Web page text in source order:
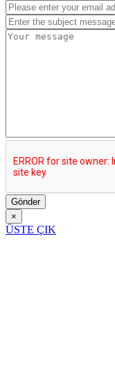
Gönder
×
ÜSTE ÇIK